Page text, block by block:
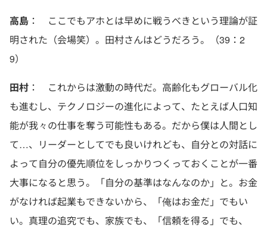
高島 ： ここでもアホとは早めに戦うべきという理論が証
明された（会場笑）。田村さんはどうだろう。（39：2
9）
田村 ： これからは激動の時代だ。高齢化もグローバル化
も進むし、テクノロジーの進化によって、たとえば人口知
能が我々の仕事を奪う可能性もある。だから僕は人間とし
て…、リーダーとしてでも良いけれども、自分との対話に
よって自分の優先順位をしっかりつくっておくことが一番
大事になると思う。「自分の基準はなんなのか」と。お金
がなければ起業もできないから、「俺はお金だ」でもい
い。真理の追究でも、家族でも、「信頼を得る」でも、